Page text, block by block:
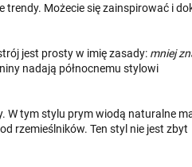
trendy. Możecie się zainspirować i
jest prosty w imię zasady: mniej
nadają północnemu stylowi
tym stylu prym wiodą naturalne
rzemieślników. Ten styl nie jest zbyt